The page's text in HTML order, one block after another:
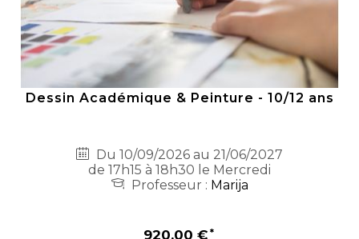
Dessin Académique & Peinture - 10/12 ans
Du 10/09/2026 au 21/06/2027
de 17h15 à 18h30 le Mercredi
Professeur : Marija
920,00 €